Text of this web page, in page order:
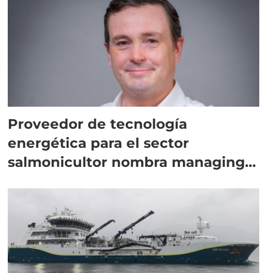
Proveedor de tecnología
energética para el sector
salmonicultor nombra managing